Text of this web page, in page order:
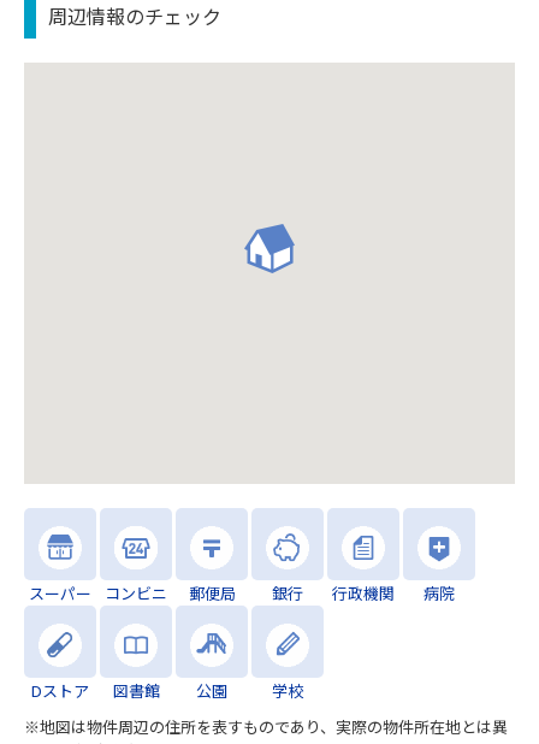
周辺情報のチェック
スーパー コンビニ 郵便局 銀行 行政機関 病院
Dストア 図書館 公園
学校
※地図は物件周辺の住所を表すものであり、実際の物件所在地とは異